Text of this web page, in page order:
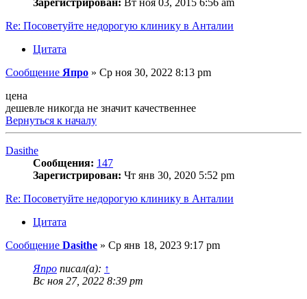
Зарегистрирован: Вт ноя 03, 2015 6:56 am
Re: Посоветуйте недорогую клинику в Анталии
Цитата
Сообщение Япро » Ср ноя 30, 2022 8:13 pm
цена
дешевле никогда не значит качественнее
Вернуться к началу
Dasithe
Сообщения: 147
Зарегистрирован: Чт янв 30, 2020 5:52 pm
Re: Посоветуйте недорогую клинику в Анталии
Цитата
Сообщение Dasithe » Ср янв 18, 2023 9:17 pm
Япро писал(а): ↑
Вс ноя 27, 2022 8:39 pm